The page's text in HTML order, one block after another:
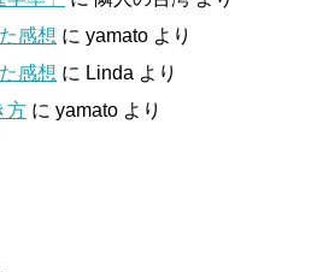
感想 に yamato より
感想 に Linda より
方 に yamato より